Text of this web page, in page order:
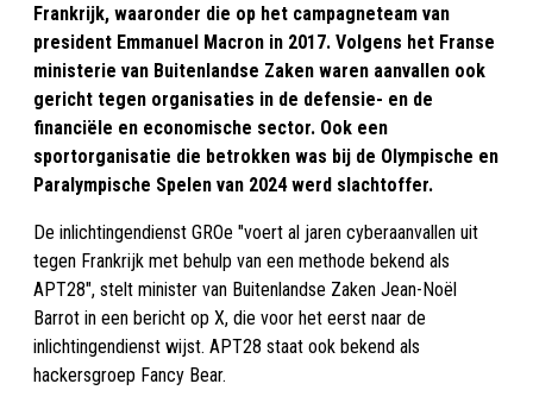
Frankrijk, waaronder die op het campagneteam van
president Emmanuel Macron in 2017. Volgens het Franse
ministerie van Buitenlandse Zaken waren aanvallen ook
gericht tegen organisaties in de defensie- en de
financiële en economische sector. Ook een
sportorganisatie die betrokken was bij de Olympische en
Paralympische Spelen van 2024 werd slachtoffer.
De inlichtingendienst GROe "voert al jaren cyberaanvallen uit
tegen Frankrijk met behulp van een methode bekend als
APT28", stelt minister van Buitenlandse Zaken Jean-Noël
Barrot in een bericht op X, die voor het eerst naar de
inlichtingendienst wijst. APT28 staat ook bekend als
hackersgroep Fancy Bear.